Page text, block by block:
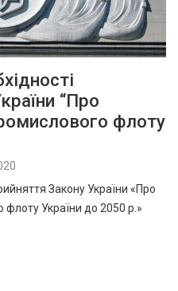
“Про
флоту
Закону України «Про
України до 2050 р.»